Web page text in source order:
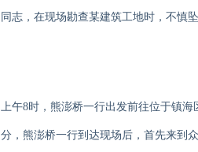
同志，在现场勘查某建筑工地时，不慎
上午8时，熊澎桥一行出发前往位于镇海
分，熊澎桥一行到达现场后，首先来到